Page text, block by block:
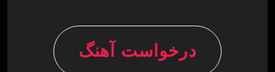
درخواست آهنگ